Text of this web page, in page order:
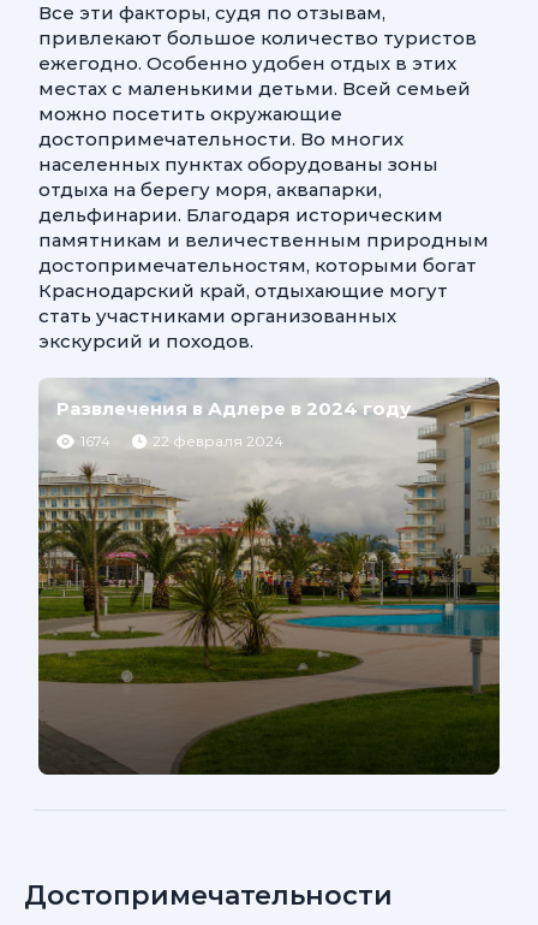
Все эти факторы, судя по отзывам,
привлекают большое количество туристов
ежегодно. Особенно удобен отдых в этих
местах с маленькими детьми. Всей семьей
можно посетить окружающие
достопримечательности. Во многих
населенных пунктах оборудованы зоны
отдыха на берегу моря, аквапарки,
дельфинарии. Благодаря историческим
памятникам и величественным природным
достопримечательностям, которыми богат
Краснодарский край, отдыхающие могут
стать участниками организованных
экскурсий и походов.
Развлечения в Адлере в 2024 году
1674 22 февраля 2024
Достопримечательности